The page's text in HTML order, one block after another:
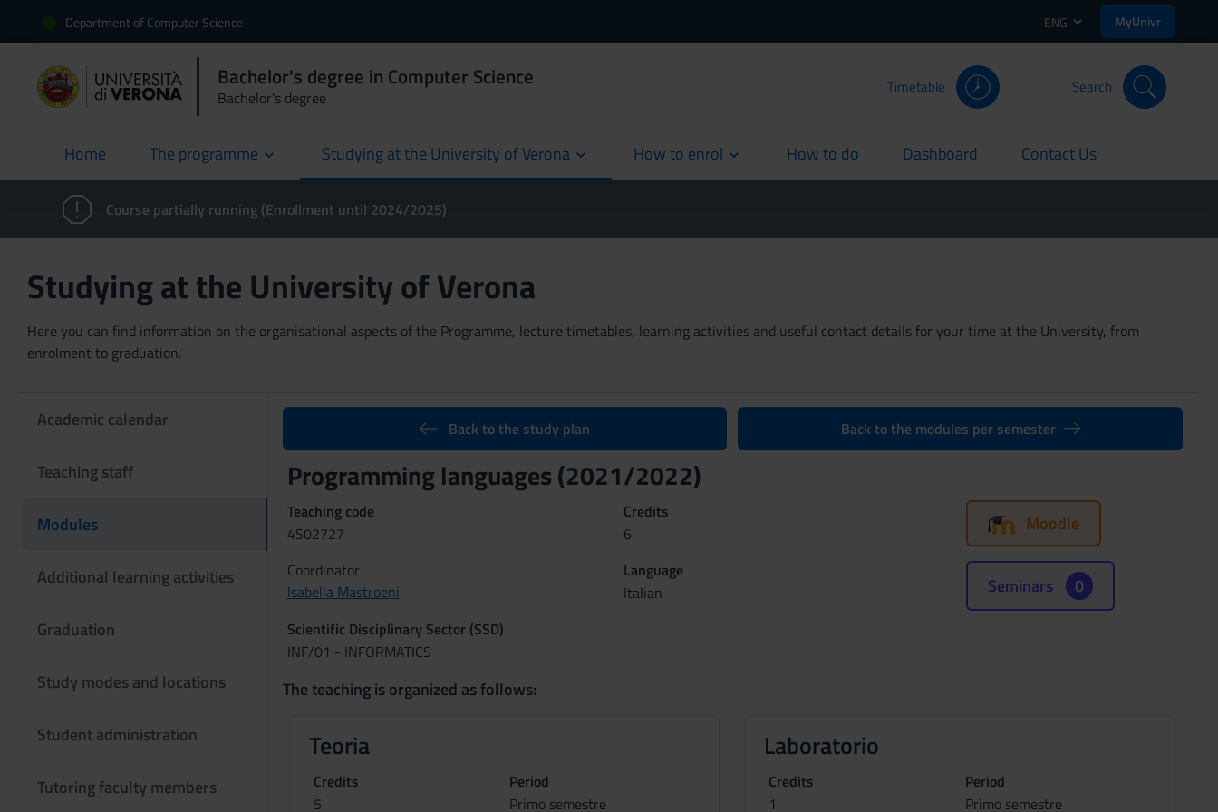
Department of Computer Science ENG MyUnivr
Bachelor's degree in Computer Science
Bachelor's degree
Timetable Search
Home
current The programme Studying at the University of Verona How to enrol How to do
current Dashboard
current Contact Us
current
Course partially running (Enrollment until 2024/2025)
Studying at the University of Verona
Here you can find information on the organisational aspects of the Programme, lecture timetables, learning activities and useful contact details for your time at the University, from
enrolment to graduation.
Academic calendar
Teaching staff
Modules
Additional learning activities
Graduation
Study modes and locations
Student administration
Tutoring faculty members
Back to the study plan Back to the modules per semester
Programming languages (2021/2022)
Teaching code
4S02727
Credits
6
Coordinator
Isabella Mastroeni
Language
Italian
Scientific Disciplinary Sector (SSD)
INF/01 - INFORMATICS
Moodle
Seminars 0
The teaching is organized as follows:
Teoria
Credits
5
Period
Primo semestre
Laboratorio
Credits
1
Period
Primo semestre